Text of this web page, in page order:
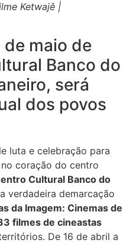
Ketwajê |
de maio de
Banco do
será
dos povos
luta e celebração para
coração do centro
Cultural Banco do
verdadeira demarcação
da Imagem: Cinemas de
filmes de cineastas
De 16 de abril a